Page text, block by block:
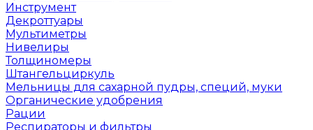
Инструмент
Декроттуары
Мультиметры
Нивелиры
Толщиномеры
Штангельциркуль
Мельницы для сахарной пудры, специй, муки
Органические удобрения
Рации
Респираторы и фильтры